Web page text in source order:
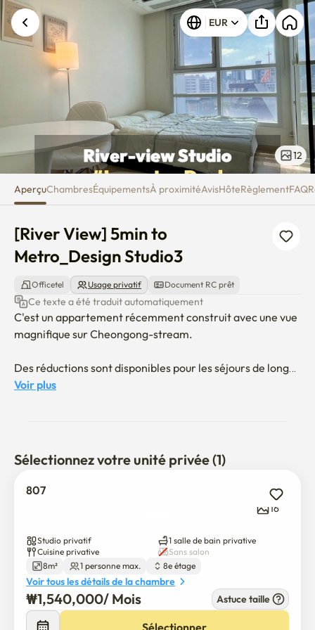
[River View] 5min to EUR
12
AperçuChambresÉquipementsÀ proximitéAvisHôteRèglementFAQ
[River View] 5min to
Metro_Design Studio3
Officetel Usage privatif Document RC prêt
Ce texte a été traduit automatiquement
C'est un appartement récemment construit avec une vue
magnifique sur Cheongong-stream.
Des réductions sont disponibles pour les séjours de longue
durée. S'il vous plaît contactez-nous.
Dongmyo, Dongmungun, Dongmun Design Plaza,
Gwangjang Market et Jongno 1-6-ga sont accessibles à
pied.
Si vous utilisez les transports en commun, vous pouvez
Gyeong-dong et Gangnam en moins de 30 minutes. Vous
pouvez vous rendre au centre de Séoul, y compris
Yeyeong.
Ce logement convient aux étudiants internationaux pour
des séjours de longue durée en raison de sa facilité
Voir plus
Sélectionnez votre unité privée (1)
807
16
Studio privatif
1 salle de bain privative
Cuisine privative
Sans salon
8m²
1 personne max. 8e étage
Voir tous les détails de la chambre
₩1,540,000/ Mois Astuce taille
Sélectionner